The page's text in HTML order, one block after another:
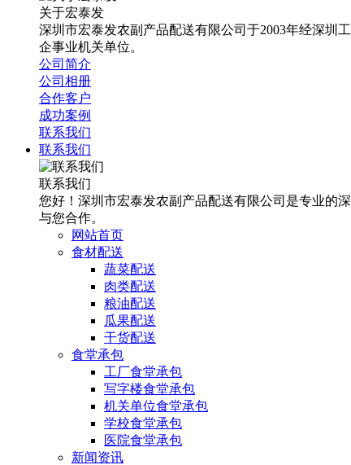
关于宏泰发
深圳市宏泰发农副产品配送有限公司于2003年经深圳
企事业机关单位。
公司简介
公司相册
合作客户
成功案例
联系我们
联系我们
联系我们
您好！深圳市宏泰发农副产品配送有限公司是专业的
与您合作。
网站首页
食材配送
蔬菜配送
肉类配送
粮油配送
瓜果配送
干货配送
食堂承包
工厂食堂承包
写字楼食堂承包
机关单位食堂承包
学校食堂承包
医院食堂承包
新闻资讯